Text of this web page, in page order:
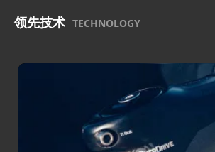
领先技术 TECHNOLOGY